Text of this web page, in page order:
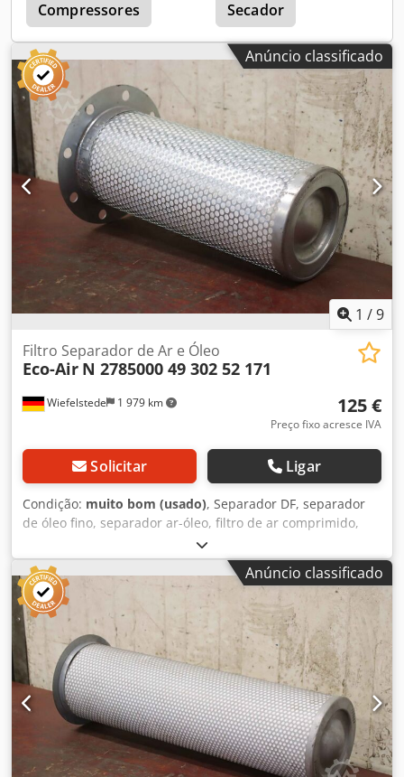
Compressores Secador
Anúncio classificado
1 /9
Wiefelstede 1 979 km
Filtro Separador de Ar e Óleo
Eco-Air N 2785000 49 302 52 171
125 €
Preço fixo acresce IVA
Solicitar Ligar
Condição: muito bom (usado), Separador DF, separador
de óleo fino, separador ar-óleo, filtro de ar comprimido,
cartucho de filtro, filtro fino, filtro, pré-filtro, filtro de ar de
admissão, carcaça do filtro de ar, carcaça do filtro de ar,
filtro de ar do gerador -Fabricante: Ecoair, Filtro Separador
de Óleo de Ar Tipo N 2785000 / 49 302 52 171
Chodpjwbzzxefx An Ioa -Interior/exterior: Ø 110/170 mm -
Círculo do parafuso: Ø 210 mm -Quantidade: 1x filtro de ar
disponível -Dimensões: Ø 245 x 420 mm -Peso: 3,4 kg.
Anúncio classificado